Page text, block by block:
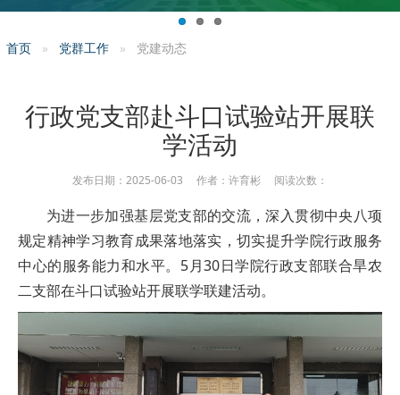
首页 党群工作 党建动态
行政党支部赴斗口试验站开展联
学活动
发布日期：2025-06-03 作者：许育彬 阅读次数：
为进一步加强基层党支部的交流，深入贯彻中央八项
规定精神学习教育成果落地落实，切实提升学院行政服务
中心的服务能力和水平。5月30日学院行政支部联合旱农
二支部在斗口试验站开展联学联建活动。